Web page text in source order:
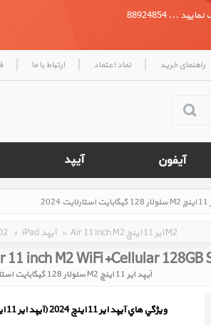
88924854
راهنمای خرید | نماد اعتماد | ارتباط با ما |
» iPad آیپد » Air 11 inch M2 ایر 11 اینچ M2
11 inch M2 WiFi+Cellular
آیپد ایر 11 اینچ M2 سلولار 128 گیگابایت استارلایت 2024
ويژگي هاي آيپد ایر 11 اینچ 2024 (آیپد ایر 11 اینچ M2)